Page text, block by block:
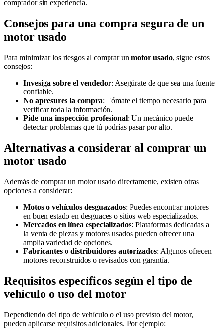
comprador sin experiencia.
Consejos para una compra segura de un
motor usado
Para minimizar los riesgos al comprar un motor usado, sigue estos
consejos:
Invesiga sobre el vendedor: Asegúrate de que sea una fuente
confiable.
No apresures la compra: Tómate el tiempo necesario para
verificar toda la información.
Pide una inspección profesional: Un mecánico puede
detectar problemas que tú podrías pasar por alto.
Alternativas a considerar al comprar un
motor usado
Además de comprar un motor usado directamente, existen otras
opciones a considerar:
Motos o vehículos desguazados: Puedes encontrar motores
en buen estado en desguaces o sitios web especializados.
Mercados en línea especializados: Plataformas dedicadas a
la venta de piezas y motores usados pueden ofrecer una
amplia variedad de opciones.
Fabricantes o distribuidores autorizados: Algunos ofrecen
motores reconstruidos o revisados con garantía.
Requisitos específicos según el tipo de
vehículo o uso del motor
Dependiendo del tipo de vehículo o el uso previsto del motor,
pueden aplicarse requisitos adicionales. Por ejemplo: